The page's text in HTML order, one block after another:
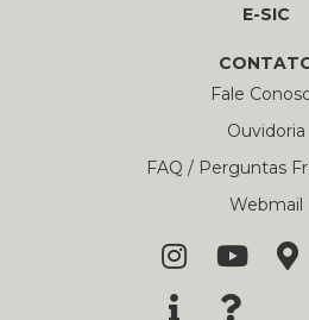
E-SIC
Fale
Ouvidoria
FAQ / Perguntas
Webmail